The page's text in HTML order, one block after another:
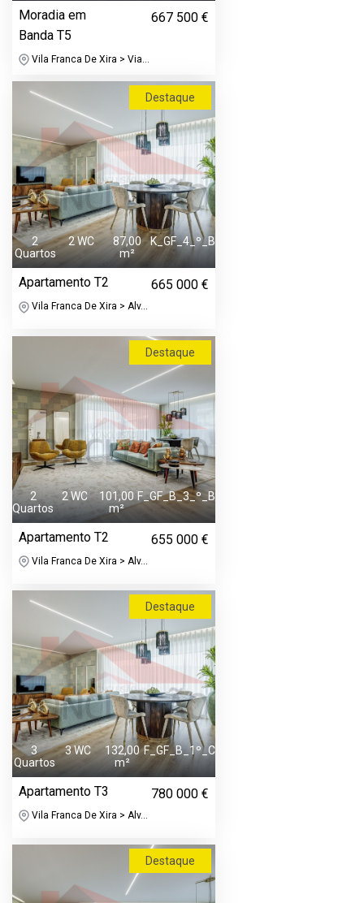
Moradia em
Banda T5
667 500 €
Vila Franca De Xira > Via...
Destaque
2
Quartos
2 WC
87,00
m²
K_GF_4_º_B
Apartamento T2 665 000 €
Vila Franca De Xira > Alv...
Destaque
2
Quartos
2 WC
101,00
m²
F_GF_B_3_º_B
Apartamento T2 655 000 €
Vila Franca De Xira > Alv...
Destaque
3
Quartos
3 WC
132,00
m²
F_GF_B_1º_C
Apartamento T3 780 000 €
Vila Franca De Xira > Alv...
Destaque